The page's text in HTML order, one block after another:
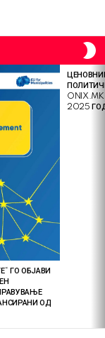
ГО ОБЈАВИ
ОД
2025